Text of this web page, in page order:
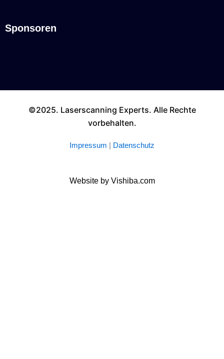
Sponsoren
©2025. Laserscanning Experts. Alle Rechte
vorbehalten.
Impressum Datenschutz
Website by Vishiba.com